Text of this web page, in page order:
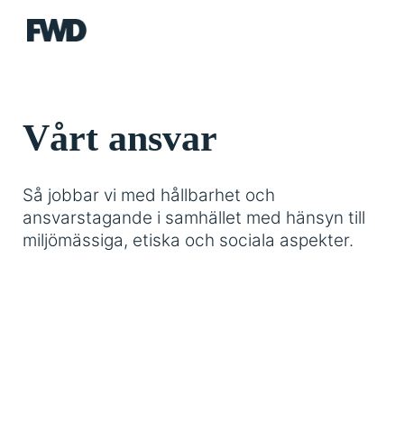
FWD
Vårt ansvar
Så jobbar vi med hållbarhet och
ansvarstagande i samhället med hänsyn till
miljömässiga, etiska och sociala aspekter.